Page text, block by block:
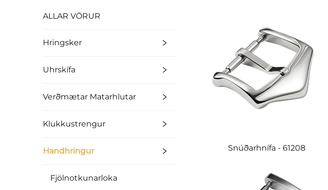
ALLAR VÖRUR
Hringsker
Uhrskífa
Verðmætar Matarhlutar
Klukkustrengur
Handhringur
Fjölnotkunarloka
Snúðarhnífa - 61208